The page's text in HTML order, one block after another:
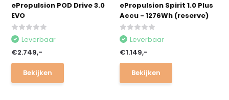
ePropulsion POD Drive 3.0
EVO
Leverbaar
€2.749,-
Bekijken
ePropulsion Spirit 1.0 Plus
Accu - 1276Wh (reserve)
Leverbaar
€1.149,-
Bekijken